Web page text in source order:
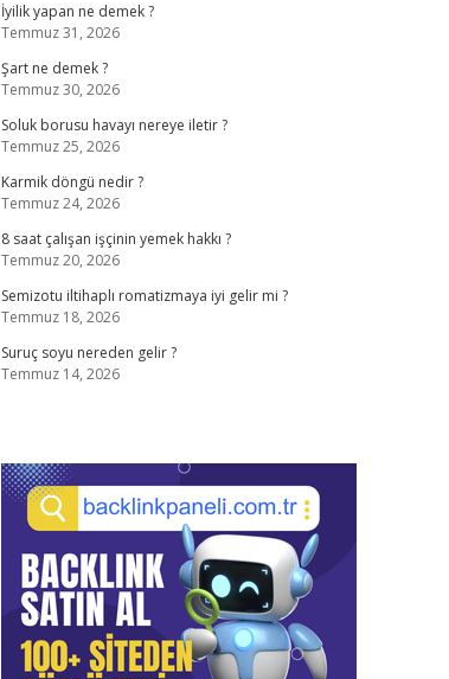
İyilik yapan ne demek ?
Temmuz 31, 2026
Şart ne demek ?
Temmuz 30, 2026
Soluk borusu havayı nereye iletir ?
Temmuz 25, 2026
Karmik döngü nedir ?
Temmuz 24, 2026
8 saat çalışan işçinin yemek hakkı ?
Temmuz 20, 2026
Semizotu iltihaplı romatizmaya iyi gelir mi ?
Temmuz 18, 2026
Suruç soyu nereden gelir ?
Temmuz 14, 2026